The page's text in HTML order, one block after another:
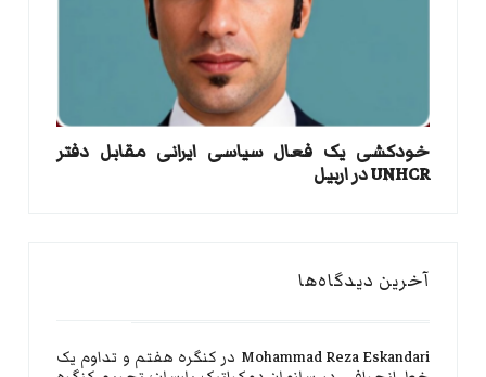
خودکشی یک فعال سیاسی ایرانی مقابل دفتر
UNHCR در اربیل
آخرین دیدگاه‌ها
Mohammad Reza Eskandari در کنگره هفتم و تداوم یک